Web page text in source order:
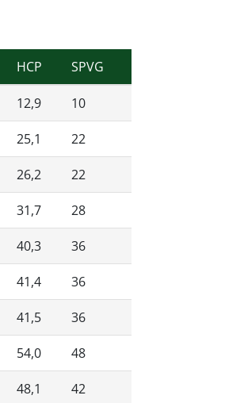
HCP SPVG
12,9 10
25,1 22
26,2 22
31,7 28
40,3 36
41,4 36
41,5 36
54,0 48
48,1 42